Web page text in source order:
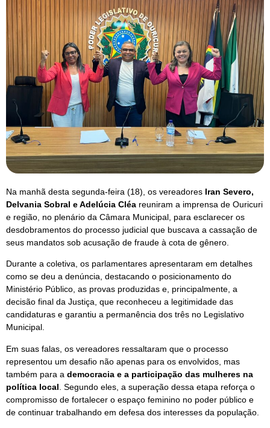
Na manhã desta segunda-feira (18), os vereadores Iran Severo,
Delvania Sobral e Adelúcia Cléa reuniram a imprensa de Ouricuri
e região, no plenário da Câmara Municipal, para esclarecer os
desdobramentos do processo judicial que buscava a cassação de
seus mandatos sob acusação de fraude à cota de gênero.
Durante a coletiva, os parlamentares apresentaram em detalhes
como se deu a denúncia, destacando o posicionamento do
Ministério Público, as provas produzidas e, principalmente, a
decisão final da Justiça, que reconheceu a legitimidade das
candidaturas e garantiu a permanência dos três no Legislativo
Municipal.
Em suas falas, os vereadores ressaltaram que o processo
representou um desafio não apenas para os envolvidos, mas
também para a democracia e a participação das mulheres na
política local . Segundo eles, a superação dessa etapa reforça o
compromisso de fortalecer o espaço feminino no poder público e
de continuar trabalhando em defesa dos interesses da população.